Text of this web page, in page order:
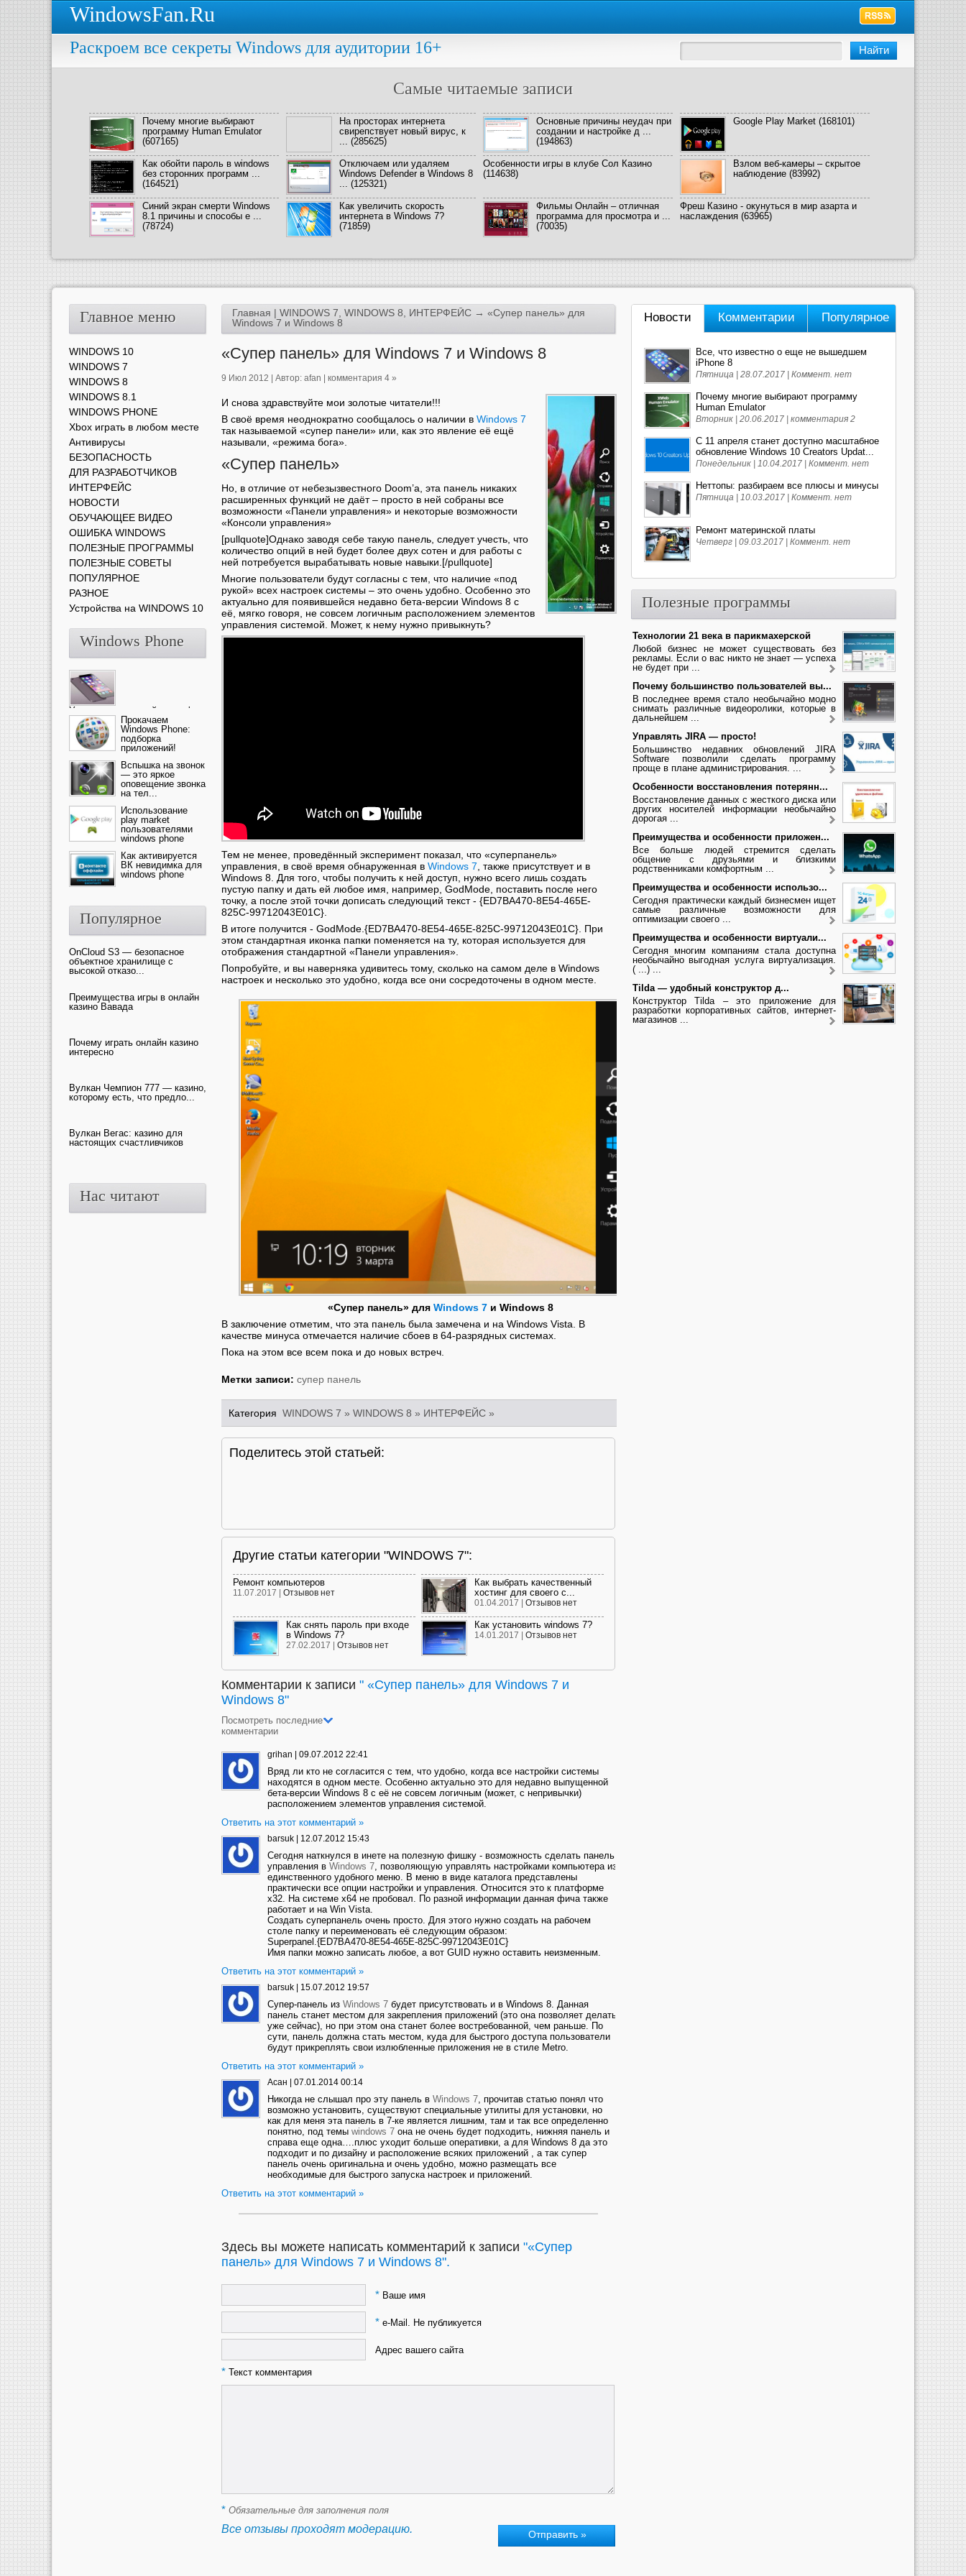
WindowsFan.Ru
Раскроем все секреты Windows для аудитории 16+
Самые читаемые записи
Почему многие выбирают
программу Human Emulator
(607165)
На просторах интернета
свирепствует новый вирус, к
... (285625)
Основные причины неудач при
создании и настройке д ...
(194863)
Google Play Market (168101)
Как обойти пароль в windows
без сторонних программ ...
(164521)
Отключаем или удаляем
Windows Defender в Windows 8
... (125321)
Особенности игры в клубе Сол Казино
(114638)
Взлом веб-камеры – скрытое
наблюдение (83992)
Синий экран смерти Windows
8.1 причины и способы е ...
(78724)
Как увеличить скорость
интернета в Windows 7?
(71859)
Фильмы Онлайн – отличная
программа для просмотра и ...
(70035)
Фреш Казино - окунуться в мир азарта и
наслаждения (63965)
Главная | WINDOWS 7 WINDOWS 8 ИНТЕРФЕЙС → «Супер панель» для
Windows 7 и Windows 8
«Супер панель» для Windows 7 и Windows 8
9 Июл 2012 | Автор: afan комментария 4 »
И снова здравствуйте мои золотые читатели!!!
В своё время неоднократно сообщалось о наличии в Windows 7
так называемой «супер панели» или, как это явление её ещё
называли, «режима бога».
«Супер панель»
Но, в отличие от небезызвестного Doom’а, эта панель никаких
расширенных функций не даёт – просто в ней собраны все
возможности «Панели управления» и некоторые возможности
«Консоли управления»
[pullquote]Однако заводя себе такую панель, следует учесть, что
количество опций в ней будет более двух сотен и для работы с
ней потребуется вырабатывать новые навыки.[/pullquote]
Многие пользователи будут согласны с тем, что наличие «под
рукой» всех настроек системы – это очень удобно. Особенно это
актуально для появившейся недавно бета-версии Windows 8 с
её, мягко говоря, не совсем логичным расположением элементов
управления системой. Может, к нему нужно привыкнуть?
Тем не менее, проведённый эксперимент показал, что «суперпанель»
управления, в своё время обнаруженная в Windows 7 , также присутствует и в
Windows 8. Для того, чтобы получить к ней доступ, нужно всего лишь создать
пустую папку и дать ей любое имя, например, GodMode, поставить после него
точку, а после этой точки дописать следующий текст - {ED7BA470-8E54-465E-
825C-99712043E01C}.
В итоге получится - GodMode.{ED7BA470-8E54-465E-825C-99712043E01C}. При
этом стандартная иконка папки поменяется на ту, которая используется для
отображения стандартной «Панели управления».
Попробуйте, и вы наверняка удивитесь тому, сколько на самом деле в Windows
настроек и несколько это удобно, когда все они сосредоточены в одном месте.
«Супер панель» для Windows 7 и Windows 8
В заключение отметим, что эта панель была замечена и на Windows Vista. В
качестве минуса отмечается наличие сбоев в 64-разрядных системах.
Пока на этом все всем пока и до новых встреч.
Метки записи: супер панель
Категория WINDOWS 7 » WINDOWS 8 » ИНТЕРФЕЙС »
Поделитесь этой статьей:
Другие статьи категории "WINDOWS 7":
Ремонт компьютеров
11.07.2017 | Отзывов нет
Как выбрать качественный
хостинг для своего с...
01.04.2017 | Отзывов нет
Как снять пароль при входе
в Windows 7?
27.02.2017 | Отзывов нет
Как установить windows 7?
14.01.2017 | Отзывов нет
Комментарии к записи " «Супер панель» для Windows 7 и
Windows 8"
Посмотреть последние
комментарии
grihan 09.07.2012 22:41
Вряд ли кто не согласится с тем, что удобно, когда все настройки системы
находятся в одном месте. Особенно актуально это для недавно выпущенной
бета-версии Windows 8 с её не совсем логичным (может, с непривычки)
расположением элементов управления системой.
Ответить на этот комментарий »
barsuk 12.07.2012 15:43
Сегодня наткнулся в инете на полезную фишку - возможность сделать панель
управления в Windows 7, позволяющую управлять настройками компьютера из
единственного удобного меню. В меню в виде каталога представлены
практически все опции настройки и управления. Относится это к платформе
x32. На системе х64 не пробовал. По разной информации данная фича также
работает и на Win Vista.
Создать суперпанель очень просто. Для этого нужно создать на рабочем
столе папку и переименовать её следующим образом:
Superpanel.{ED7BA470-8E54-465E-825C-99712043E01C}
Имя папки можно записать любое, а вот GUID нужно оставить неизменным.
Ответить на этот комментарий »
barsuk 15.07.2012 19:57
Cупер-панель из Windows 7 будет присутствовать и в Windows 8. Данная
панель станет местом для закрепления приложений (это она позволяет делать
уже сейчас), но при этом она станет более востребованной, чем раньше. По
сути, панель должна стать местом, куда для быстрого доступа пользователи
будут прикреплять свои излюбленные приложения не в стиле Metro.
Ответить на этот комментарий »
Асан 07.01.2014 00:14
Никогда не слышал про эту панель в Windows 7, прочитав статью понял что
возможно установить, существуют специальные утилиты для установки, но
как для меня эта панель в 7-ке является лишним, там и так все определенно
понятно, под темы windows 7 она не очень будет подходить, нижняя панель и
справа еще одна….плюс уходит больше оперативки, а для Windows 8 да это
подходит и по дизайну и расположение всяких приложений , а так супер
панель очень оригинальна и очень удобно, можно размещать все
необходимые для быстрого запуска настроек и приложений.
Ответить на этот комментарий »
Здесь вы можете написать комментарий к записи "«Супер
панель» для Windows 7 и Windows 8".
*Ваше имя
*e-Mail. Не публикуется
Адрес вашего сайта
* Текст комментария
* Обязательные для заполнения поля
Все отзывы проходят модерацию.
Главное меню
WINDOWS 10
WINDOWS 7
WINDOWS 8
WINDOWS 8.1
WINDOWS PHONE
Xbox играть в любом месте
Антивирусы
БЕЗОПАСНОСТЬ
ДЛЯ РАЗРАБОТЧИКОВ
ИНТЕРФЕЙС
НОВОСТИ
ОБУЧАЮЩЕЕ ВИДЕО
ОШИБКА WINDOWS
ПОЛЕЗНЫЕ ПРОГРАММЫ
ПОЛЕЗНЫЕ СОВЕТЫ
ПОПУЛЯРНОЕ
РАЗНОЕ
Устройства на WINDOWS 10
Windows Phone
Ультрасовременный смартфон
— это новика от компании Ap...
Прокачаем
Windows Phone:
подборка
приложений!
Вспышка на звонок
— это яркое
оповещение звонка
на тел...
Использование
play market
пользователями
windows phone
Как активируется
ВК невидимка для
windows phone
Популярное
OnCloud S3 — безопасное
объектное хранилище с
высокой отказо...
Преимущества игры в онлайн
казино Вавада
Почему играть онлайн казино
интересно
Вулкан Чемпион 777 — казино,
которому есть, что предло...
Вулкан Вегас: казино для
настоящих счастливчиков
Нас читают
Новости Комментарии Популярное
Все, что известно о еще не вышедшем
iPhone 8
Пятница | 28.07.2017 | Коммент. нет
Почему многие выбирают программу
Human Emulator
Вторник | 20.06.2017 | комментария 2
С 11 апреля станет доступно масштабное
обновление Windows 10 Creators Updat...
Понедельник | 10.04.2017 | Коммент. нет
Неттопы: разбираем все плюсы и минусы
Пятница | 10.03.2017 | Коммент. нет
Ремонт материнской платы
Четверг | 09.03.2017 | Коммент. нет
Полезные программы
Технологии 21 века в парикмахерской
Любой бизнес не может существовать без
рекламы. Если о вас никто не знает — успеха
не будет при ...
Почему большинство пользователей вы...
В последнее время стало необычайно модно
снимать различные видеоролики, которые в
дальнейшем ...
Управлять JIRA — просто!
Большинство недавних обновлений JIRA
Software позволили сделать программу
проще в плане администрирования. ...
Особенности восстановления потерянн...
Восстановление данных с жесткого диска или
других носителей информации необычайно
дорогая ...
Преимущества и особенности приложен...
Все больше людей стремится сделать
общение с друзьями и близкими
родственниками комфортным ...
Преимущества и особенности использо...
Сегодня практически каждый бизнесмен ищет
самые различные возможности для
оптимизации своего ...
Преимущества и особенности виртуали...
Сегодня многим компаниям стала доступна
необычайно выгодная услуга виртуализация.
( ...) ...
Tilda — удобный конструктор д...
Конструктор Tilda – это приложение для
разработки корпоративных сайтов, интернет-
магазинов ...